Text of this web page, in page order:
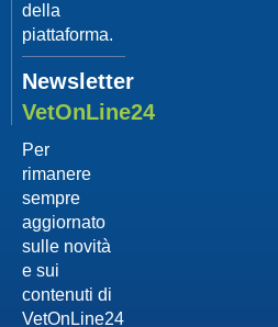
della
piattaforma.
Newsletter
VetOnLine24
Per
rimanere
sempre
aggiornato
sulle novità
e sui
contenuti di
VetOnLine24